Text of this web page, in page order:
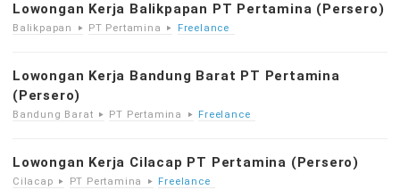
Lowongan Kerja Balikpapan PT Pertamina (Persero)
Balikpapan PT Pertamina Freelance
Lowongan Kerja Bandung Barat PT Pertamina
(Persero)
Bandung Barat PT Pertamina Freelance
Lowongan Kerja Cilacap PT Pertamina (Persero)
Cilacap PT Pertamina Freelance